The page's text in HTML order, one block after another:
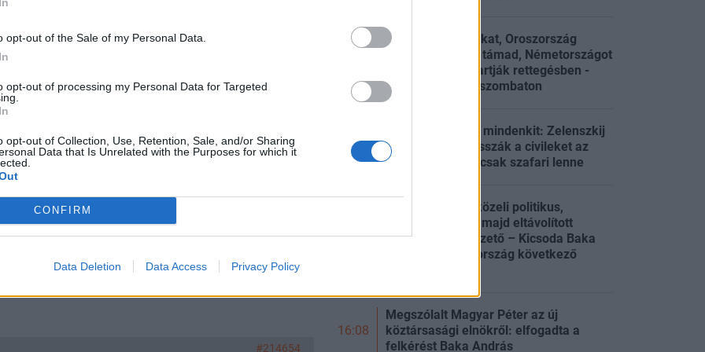
opt-out of the Sale of my Personal Data.
opt-out of processing my Personal Data for Targeted
opt-out of Collection, Use, Retention, Sale, and/or Sharing
Data that Is Unrelated with the Purposes for which it
CONFIRM
Data Deletion Data Access Privacy Policy
után, 3-4 óra kifutási idővel megjelent egy új, voszonylag
név alatt. Tud erről valaki valamit, mi az? Esetleg már az
brutál le lehet törni a csúcsidős áramárakat (nappali
a maffia végnapjai csütörtök, 12:52 #156
feljelentest-tett-ruszin-szendi-romulusz-tobb-mint-800-
mint 800 millió forintos korrupciógyanús ügyre derült
korábbi szerződései miatt, miután egy belső ellenőrzés során
Event Kft.-vel kötött, összesen több mint 800 millió forint
#214654
Ukrajna finomítókat, Oroszország
fegyvergyárakat támad, Németországot
gyanús drónok tartják rettegésben -
Háborús híreink szombaton
16:48
Figyelmeztetnek mindenkit: Zelenszkij
szerint úgy vadásszák a civileket az
oroszok, mintha csak szafari lenne
16:27
Jogtudós, MDF-közeli politikus,
strasbourgi bíró, majd eltávolított
csúcsbírósági vezető – Kicsoda Baka
András, Magyarország következő
16:08
Megszólalt Magyar Péter az új
köztársasági elnökről: elfogadta a
felkérést Baka András